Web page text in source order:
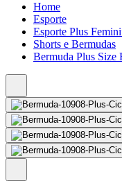
Home
Esporte
Esporte Plus
Shorts e Bermudas
Bermuda Plus Size